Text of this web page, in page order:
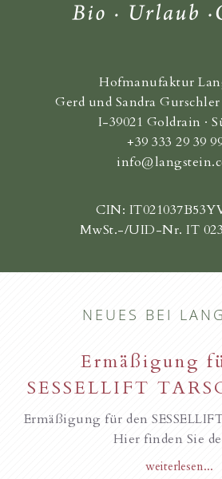
Hofmanufaktur
Gerd und Sandra
I-39021 Goldrain ·
+39 333 29 39
CIN:
MwSt.-/UID-Nr. IT
NEUES BEI
Ermäßigung
SESSELLIFT
Ermäßigung für den
Hier finden Sie
weiterlesen...